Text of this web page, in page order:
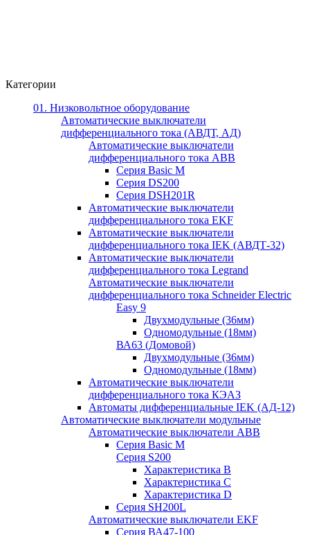
Категории
01. Низковольтное оборудование
Автоматические выключатели
дифференциального тока (АВДТ, АД)
Автоматические выключатели
дифференциального тока ABB
Серия Basic M
Серия DS200
Серия DSH201R
Автоматические выключатели
дифференциального тока EKF
Автоматические выключатели
дифференциального тока IEK (АВДТ-32)
Автоматические выключатели
дифференциального тока Legrand
Автоматические выключатели
дифференциального тока Schneider Electric
Easy 9
Двухмодульные (36мм)
Одномодульные (18мм)
ВА63 (Домовой)
Двухмодульные (36мм)
Одномодульные (18мм)
Автоматические выключатели
дифференциального тока КЭАЗ
Автоматы дифференциальные IEK (АД-12)
Автоматические выключатели модульные
Автоматические выключатели ABB
Серия Basic M
Серия S200
Характеристика B
Характеристика C
Характеристика D
Серия SH200L
Автоматические выключатели EKF
Серия ВА47-100